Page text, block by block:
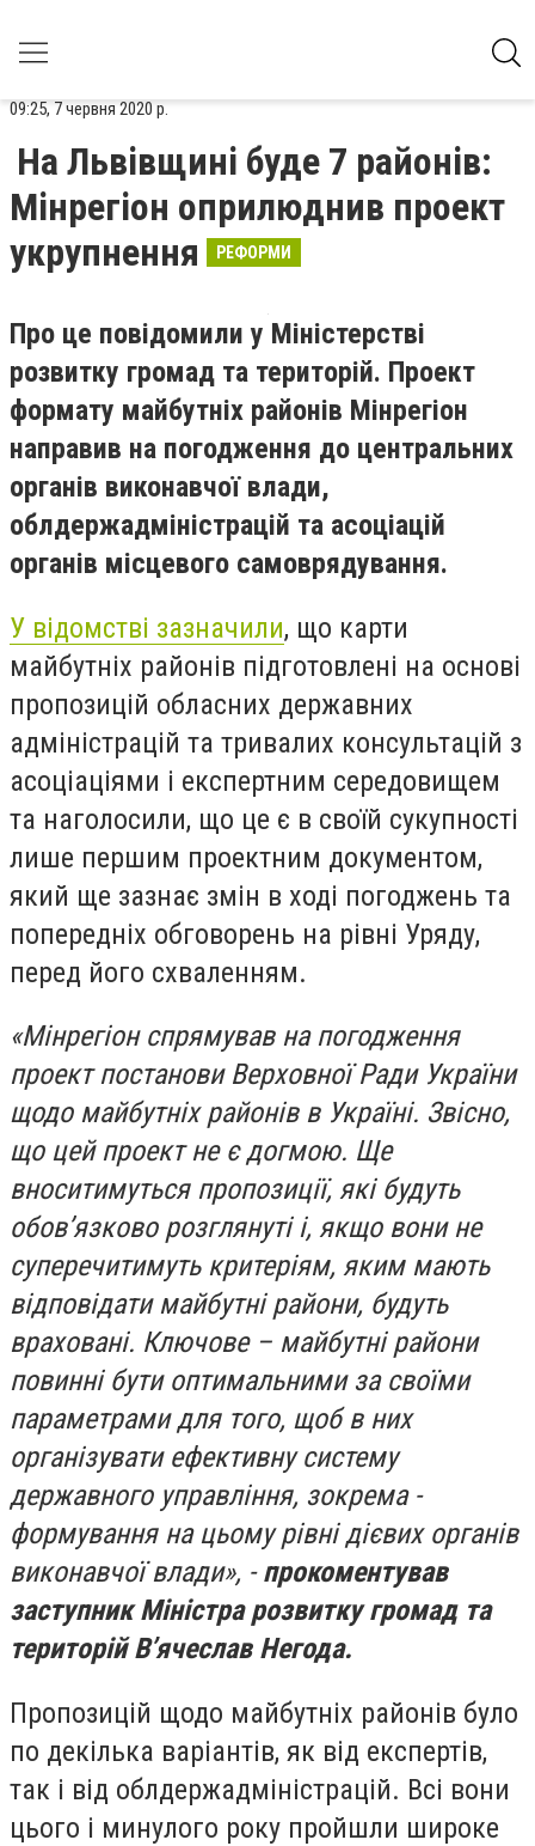
09:25, 7 червня 2020 р.
На Львівщині буде 7 районів:
Мінрегіон оприлюднив проект
укрупнення
РЕФОРМИ
Про це повідомили у Міністерстві
розвитку громад та територій. Проект
формату майбутніх районів Мінрегіон
направив на погодження до центральних
органів виконавчої влади,
облдержадміністрацій та асоціацій
органів місцевого самоврядування.
У відомстві зазначили, що карти
майбутніх районів підготовлені на основі
пропозицій обласних державних
адміністрацій та тривалих консультацій з
асоціаціями і експертним середовищем
та наголосили, що це є в своїй сукупності
лише першим проектним документом,
який ще зазнає змін в ході погоджень та
попередніх обговорень на рівні Уряду,
перед його схваленням.
«Мінрегіон спрямував на погодження
проект постанови Верховної Ради України
щодо майбутніх районів в Україні. Звісно,
що цей проект не є догмою. Ще
вноситимуться пропозиції, які будуть
обов’язково розглянуті і, якщо вони не
суперечитимуть критеріям, яким мають
відповідати майбутні райони, будуть
враховані. Ключове – майбутні райони
повинні бути оптимальними за своїми
параметрами для того, щоб в них
організувати ефективну систему
державного управління, зокрема -
формування на цьому рівні дієвих органів
виконавчої влади», -прокоментував
заступник Міністра розвитку громад та
територій В’ячеслав Негода.
Пропозицій щодо майбутніх районів було
по декілька варіантів, як від експертів,
так і від облдержадміністрацій. Всі вони
цього і минулого року пройшли широке